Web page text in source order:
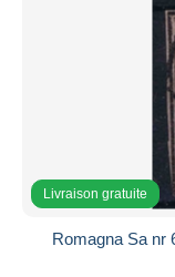
Livraison gratuite
Romagna Sa nr